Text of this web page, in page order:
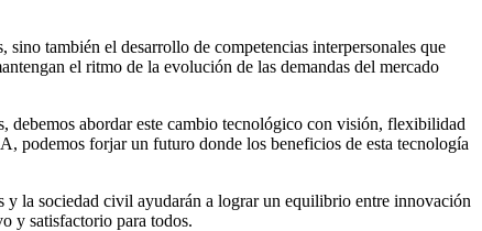
también el desarrollo de competencias interpersonales que
el ritmo de la evolución de las demandas del mercado
debemos abordar este cambio tecnológico con visión, flexibilidad
podemos forjar un futuro donde los beneficios de esta tecnología
la sociedad civil ayudarán a lograr un equilibrio entre innovación
y satisfactorio para todos.